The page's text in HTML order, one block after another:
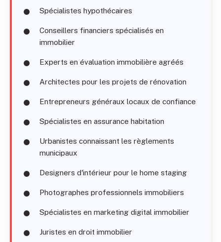
Spécialistes hypothécaires
Conseillers financiers spécialisés en
immobilier
Experts en évaluation immobilière agréés
Architectes pour les projets de rénovation
Entrepreneurs généraux locaux de confiance
Spécialistes en assurance habitation
Urbanistes connaissant les règlements
municipaux
Designers d'intérieur pour le home staging
Photographes professionnels immobiliers
Spécialistes en marketing digital immobilier
Juristes en droit immobilier